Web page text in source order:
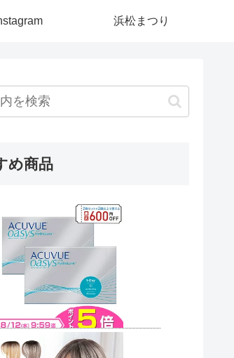
浜松まつり
め商品